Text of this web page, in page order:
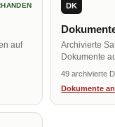
auf
DK
Archivierte
Dokumente
49 archivierte
Dokumente